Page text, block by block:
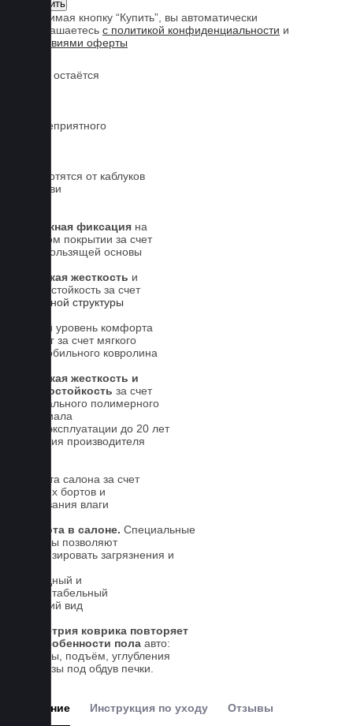
Нажимая кнопку “Купить”, вы автоматически
соглашаетесь с политикой конфиденциальности и
условиями оферты
Обувь остаётся
Нет неприятного
Не портятся от каблуков
на обуви
Надежная фиксация на
штатном покрытии за счет
антискользящей основы
Высокая жесткость и
износостойкость за счет
5-слойной структуры
Новый уровень комфорта
для ног за счет мягкого
автомобильного ковролина
Высокая жесткость и
износостойкость за счет
специального полимерного
материала
Срок эксплуатации до 20 лет
Гарантия производителя
Чистота салона за счет
высоких бортов и
впитывания влаги
Чистота в салоне. Специальные
выступы позволяют
локализировать загрязнения и
Солидный и
презентабельный
внешний вид
Геометрия коврика повторяет
все особенности пола авто:
выступы, подъём, углубления
и вырезы под обдув печки.
Описание Инструкция по уходу Отзывы